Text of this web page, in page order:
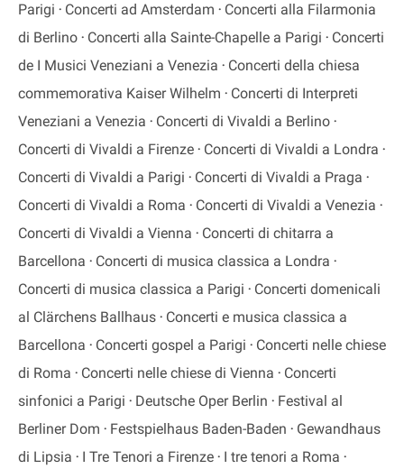
Parigi
Concerti ad Amsterdam
Concerti alla Filarmonia
di Berlino
Concerti alla Sainte-Chapelle a Parigi
Concerti
de I Musici Veneziani a Venezia
Concerti della chiesa
commemorativa Kaiser Wilhelm
Concerti di Interpreti
Veneziani a Venezia
Concerti di Vivaldi a Berlino
Concerti di Vivaldi a Firenze
Concerti di Vivaldi a Londra
Concerti di Vivaldi a Parigi
Concerti di Vivaldi a Praga
Concerti di Vivaldi a Roma
Concerti di Vivaldi a Venezia
Concerti di Vivaldi a Vienna
Concerti di chitarra a
Barcellona
Concerti di musica classica a Londra
Concerti di musica classica a Parigi
Concerti domenicali
al Clärchens Ballhaus
Concerti e musica classica a
Barcellona
Concerti gospel a Parigi
Concerti nelle chiese
di Roma
Concerti nelle chiese di Vienna
Concerti
sinfonici a Parigi
Deutsche Oper Berlin
Festival al
Berliner Dom
Festspielhaus Baden-Baden
Gewandhaus
di Lipsia
I Tre Tenori a Firenze
I tre tenori a Roma